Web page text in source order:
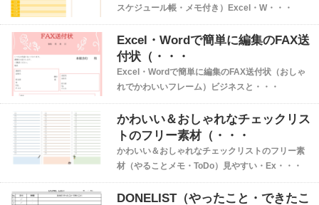
スケジュール帳・メモ付き）Excel・W・・・
Excel・Wordで簡単に編集のFAX送
付状（・・・
Excel・Wordで簡単に編集のFAX送付状（おしゃ
れでかわいいフレーム）ビジネスと・・・
かわいい＆おしゃれなチェックリス
トのフリー素材（・・・
かわいい＆おしゃれなチェックリストのフリー素
材（やることメモ・ToDo）見やすい・Ex・・・
DONELIST（やったこと・できたこ